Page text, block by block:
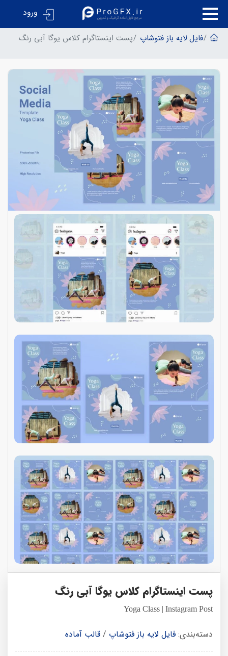
ورود
فایل لایه باز فتوشاپ پست اینستاگرام کلاس یوگا آبی رنگ
پست اینستاگرام کلاس یوگا آبی رنگ
Yoga Class | Instagram Post
دسته‌بندی: فایل لایه باز فتوشاپ / قالب آماده